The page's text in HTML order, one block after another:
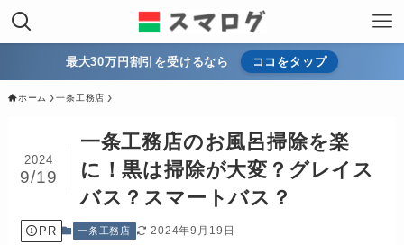
最大30万円割引を受けるなら ココをタップ
ホーム 一条工務店
一条工務店のお風呂掃除を楽
に！黒は掃除が大変？グレイス
バス？スマートバス？
2024
9/19
PR 一条工務店 2024年9月19日